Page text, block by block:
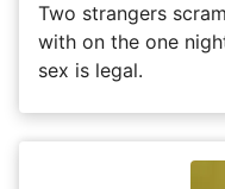
Two strangers
with on the one
sex is legal.